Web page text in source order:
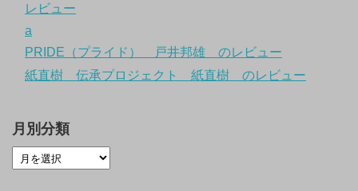
レビュー
a
PRIDE（プライド） 戸井邦雄 のレビュー
紙直樹 伝承プロジェクト 紙直樹 のレビュー
月別分類